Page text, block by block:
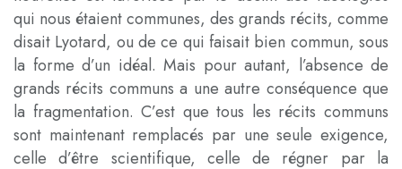
qui nous étaient communes, des grands récits, comme
disait Lyotard, ou de ce qui faisait bien commun, sous
la forme d’un idéal. Mais pour autant, l’absence de
grands récits communs a une autre conséquence que
la fragmentation. C’est que tous les récits communs
sont maintenant remplacés par une seule exigence,
celle d’être scientifique, celle de régner par la